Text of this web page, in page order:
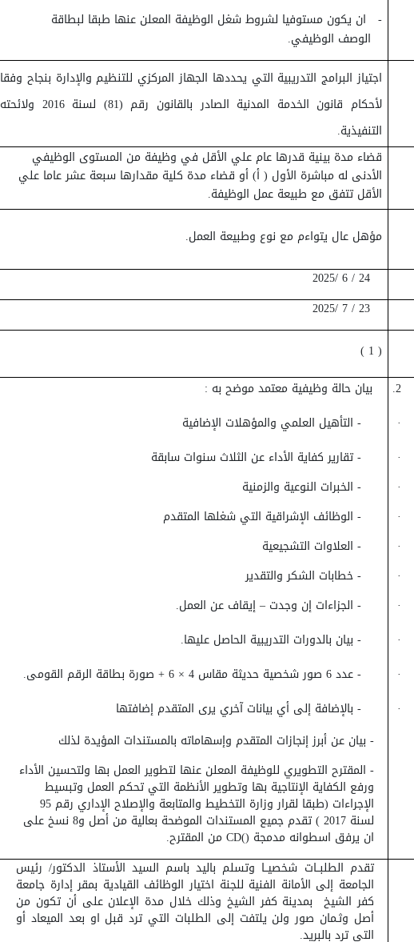
- ان يكون مستوفيا لشروط شغل الوظيفة المعلن عنها طبقا لبطاقة
الوصف الوظيفي.
اجتياز البرامج التدريبية التي يحددها الجهاز المركزي للتنظيم والإدارة بنجاح وفقا
لأحكام قانون الخدمة المدنية الصادر بالقانون رقم (81) لسنة 2016 ولائحته
التنفيذية.
قضاء مدة بينية قدرها عام علي الأقل في وظيفة من المستوى الوظيفي
الأدنى له مباشرة الأول ( أ) أو قضاء مدة كلية مقدارها سبعة عشر عاما علي
الأقل تتفق مع طبيعة عمل الوظيفة.
مؤهل عال يتواءم مع نوع وطبيعة العمل.
24 / 6 /2025
23 / 7 /2025
( 1 )
2.
بيان حالة وظيفية معتمد موضح به :
·
- التأهيل العلمي والمؤهلات الإضافية
·
- تقارير كفاية الأداء عن الثلاث سنوات سابقة
·
- الخبرات النوعية والزمنية
·
- الوظائف الإشراقية التي شغلها المتقدم
·
- العلاوات التشجيعية
·
- خطابات الشكر والتقدير
·
- الجزاءات إن وجدت – إيقاف عن العمل.
·
- بيان بالدورات التدريبية الحاصل عليها.
·
- عدد 6 صور شخصية حديثة مقاس 4 × 6 + صورة بطاقة الرقم القومى.
·
- بالإضافة إلى أي بيانات آخري يرى المتقدم إضافتها
- بيان عن أبرز إنجازات المتقدم وإسهاماته بالمستندات المؤيدة لذلك
- المقترح التطويري للوظيفة المعلن عنها لتطوير العمل بها ولتحسين الأداء
ورفع الكفاية الإنتاجية بها وتطوير الأنظمة التي تحكم العمل وتبسيط
الإجراءات (طبقا لقرار وزارة التخطيط والمتابعة والإصلاح الإداري رقم 95
لسنة 2017 ) تقدم جميع المستندات الموضحة بعالية من أصل و8 نسخ على
ان يرفق اسطوانه مدمجة ((
CD من المقترح.
تقدم الطلبــات شخصيــا وتسلم باليد باسم السيد الأستاذ الدكتور/ رئيس
الجامعة إلى الأمانة الفنية للجنة اختيار الوظائف القيادية بمقر إدارة جامعة
كفر الشيخ بمدينة كفر الشيخ وذلك خلال مدة الإعلان على أن تكون من
أصل وثـمان صور ولن يلتفت إلى الطلبات التي ترد قبل او بعد الميعاد أو
التي ترد بالبريد.